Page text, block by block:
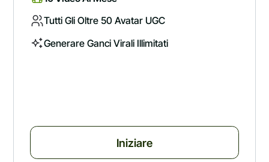
Tutti Gli Oltre 50 Avatar UGC
Generare Ganci Virali Illimitati
Iniziare